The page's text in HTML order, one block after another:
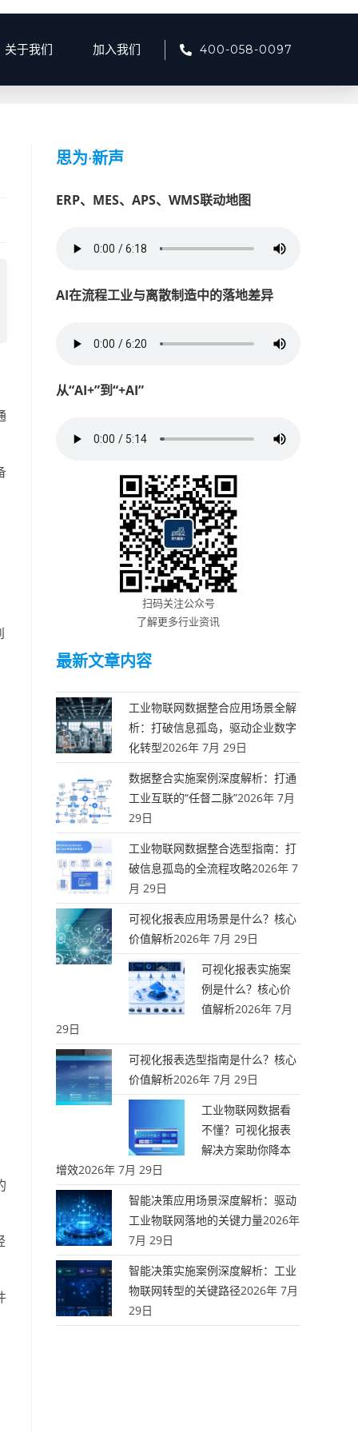
关于我们 加入我们 400-058-0097
> 7月 > 7 产品资讯 > 单北斗授时如何助力交通领域精准同步
思为·新声
ERP、MES、APS、WMS联动地图
AI在流程工业与离散制造中的落地差异
从“AI+”到“+AI”
扫码关注公众号
了解更多行业资讯
最新文章内容
工业物联网数据整合应用场景全解
析：打破信息孤岛，驱动企业数字
化转型2026年 7月 29日
数据整合实施案例深度解析：打通
工业互联的“任督二脉”2026年 7月
29日
工业物联网数据整合选型指南：打
破信息孤岛的全流程攻略2026年 7
月 29日
可视化报表应用场景是什么？核心
价值解析2026年 7月 29日
可视化报表实施案
例是什么？核心价
值解析2026年 7月
29日
可视化报表选型指南是什么？核心
价值解析2026年 7月 29日
工业物联网数据看
不懂？可视化报表
解决方案助你降本
增效2026年 7月 29日
智能决策应用场景深度解析：驱动
工业物联网落地的关键力量2026年
7月 29日
智能决策实施案例深度解析：工业
物联网转型的关键路径2026年 7月
29日